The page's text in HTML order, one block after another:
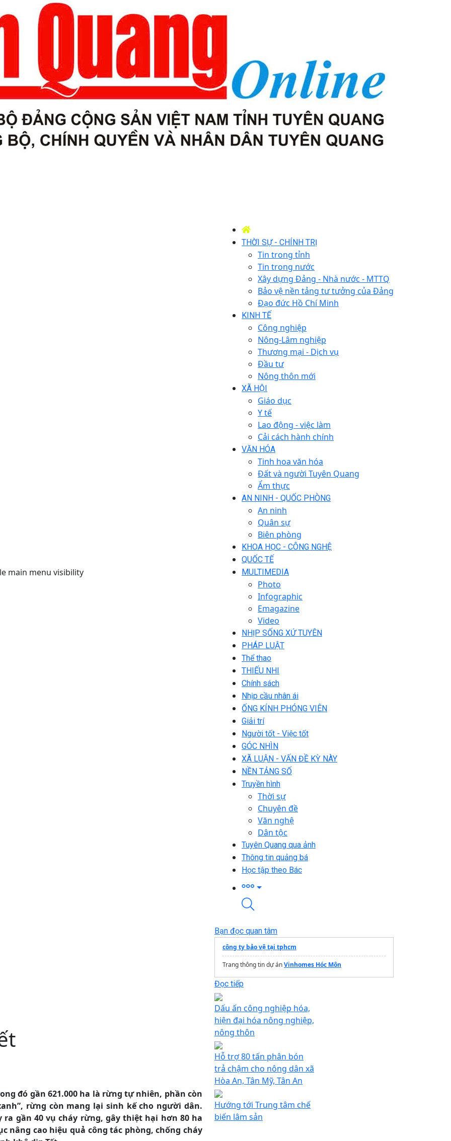
main menu visibility
THỜI SỰ - CHÍNH TRỊ
Tin trong tỉnh
Tin trong nước
Xây dựng Đảng - Nhà nước - MTTQ
Bảo vệ nền tảng tư tưởng của Đảng
Đạo đức Hồ Chí Minh
KINH TẾ
Công nghiệp
Nông-Lâm nghiệp
Thương mại - Dịch vụ
Đầu tư
Nông thôn mới
XÃ HỘI
Giáo dục
Y tế
Lao động - việc làm
Cải cách hành chính
VĂN HÓA
Tinh hoa văn hóa
Đất và người Tuyên Quang
Ẩm thực
AN NINH - QUỐC PHÒNG
An ninh
Quân sự
Biên phòng
KHOA HỌC - CÔNG NGHỆ
QUỐC TẾ
MULTIMEDIA
Photo
Infographic
Emagazine
Video
NHỊP SỐNG XỨ TUYÊN
PHÁP LUẬT
Thể thao
THIẾU NHI
Chính sách
Nhịp cầu nhân ái
ỐNG KÍNH PHÓNG VIÊN
Giải trí
Người tốt - Việc tốt
GÓC NHÌN
XÃ LUẬN - VẤN ĐỀ KỲ NÀY
NỀN TẢNG SỐ
Truyền hình
Thời sự
Chuyên đề
Văn nghệ
Dân tộc
Tuyên Quang qua ảnh
Thông tin quảng bá
Học tập theo Bác
đó gần 621.000 ha là rừng tự nhiên, phần còn
rừng còn mang lại sinh kế cho người dân.
gần 40 vụ cháy rừng, gây thiệt hại hơn 80 ha
nâng cao hiệu quả công tác phòng, chống cháy
Bạn đọc quan tâm
công ty bảo vệ tại tphcm
Trang thông tin dự ánVinhomes Hóc Môn
Đọc tiếp
Dấu ấn công nghiệp hóa,
hiện đại hóa nông nghiệp,
nông thôn
Hỗ trợ 80 tấn phân bón
trả chậm cho nông dân xã
Hòa An, Tân Mỹ, Tân An
Hướng tới Trung tâm chế
biến lâm sản